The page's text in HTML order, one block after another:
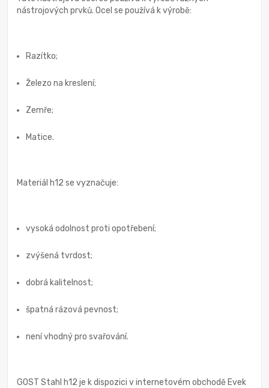
nástrojových prvků. Ocel se používá k výrobě:
Razítko;
Železo na kreslení;
Zemře;
Matice.
Materiál h12 se vyznačuje:
vysoká odolnost proti opotřebení;
zvýšená tvrdost;
dobrá kalitelnost;
špatná rázová pevnost;
není vhodný pro svařování.
GOST Stahl h12 je k dispozici v internetovém obchodě Evek